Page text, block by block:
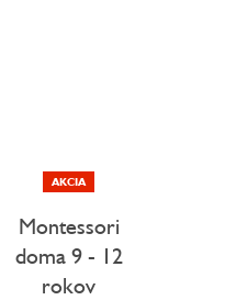
AKCIA
Montessori
doma 9 - 12
rokov